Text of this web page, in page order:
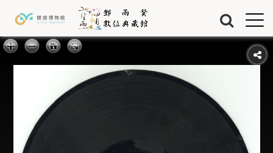
藏品
關於我們
Jump to Navigation
Jump to Main content